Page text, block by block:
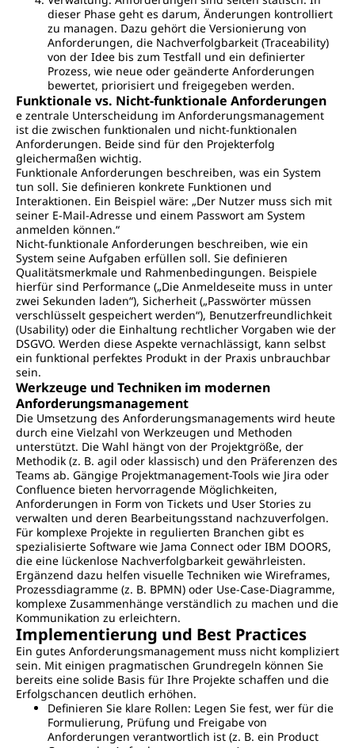
dieser Phase geht es darum, Änderungen kontrolliert
zu managen. Dazu gehört die Versionierung von
Anforderungen, die Nachverfolgbarkeit (Traceability)
von der Idee bis zum Testfall und ein definierter
Prozess, wie neue oder geänderte Anforderungen
bewertet, priorisiert und freigegeben werden.
Funktionale vs. Nicht-funktionale Anforderungen
e zentrale Unterscheidung im Anforderungsmanagement
ist die zwischen funktionalen und nicht-funktionalen
Anforderungen. Beide sind für den Projekterfolg
gleichermaßen wichtig.
Funktionale Anforderungen beschreiben, was ein System
tun soll. Sie definieren konkrete Funktionen und
Interaktionen. Ein Beispiel wäre: „Der Nutzer muss sich mit
seiner E-Mail-Adresse und einem Passwort am System
anmelden können.“
Nicht-funktionale Anforderungen beschreiben, wie ein
System seine Aufgaben erfüllen soll. Sie definieren
Qualitätsmerkmale und Rahmenbedingungen. Beispiele
hierfür sind Performance („Die Anmeldeseite muss in unter
zwei Sekunden laden“), Sicherheit („Passwörter müssen
verschlüsselt gespeichert werden“), Benutzerfreundlichkeit
(Usability) oder die Einhaltung rechtlicher Vorgaben wie der
DSGVO. Werden diese Aspekte vernachlässigt, kann selbst
ein funktional perfektes Produkt in der Praxis unbrauchbar
sein.
Werkzeuge und Techniken im modernen
Anforderungsmanagement
Die Umsetzung des Anforderungsmanagements wird heute
durch eine Vielzahl von Werkzeugen und Methoden
unterstützt. Die Wahl hängt von der Projektgröße, der
Methodik (z. B. agil oder klassisch) und den Präferenzen des
Teams ab. Gängige Projektmanagement-Tools wie Jira oder
Confluence bieten hervorragende Möglichkeiten,
Anforderungen in Form von Tickets und User Stories zu
verwalten und deren Bearbeitungsstand nachzuverfolgen.
Für komplexe Projekte in regulierten Branchen gibt es
spezialisierte Software wie Jama Connect oder IBM DOORS,
die eine lückenlose Nachverfolgbarkeit gewährleisten.
Ergänzend dazu helfen visuelle Techniken wie Wireframes,
Prozessdiagramme (z. B. BPMN) oder Use-Case-Diagramme,
komplexe Zusammenhänge verständlich zu machen und die
Kommunikation zu erleichtern.
Implementierung und Best Practices
Ein gutes Anforderungsmanagement muss nicht kompliziert
sein. Mit einigen pragmatischen Grundregeln können Sie
bereits eine solide Basis für Ihre Projekte schaffen und die
Erfolgschancen deutlich erhöhen.
Definieren Sie klare Rollen: Legen Sie fest, wer für die
Formulierung, Prüfung und Freigabe von
Anforderungen verantwortlich ist (z. B. ein Product